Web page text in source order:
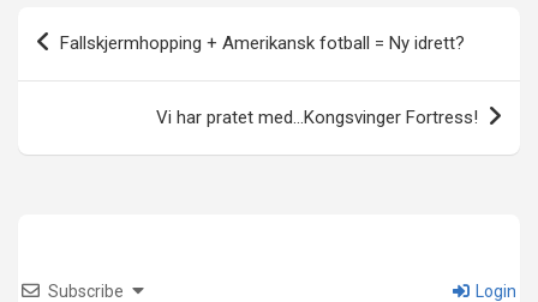
Innleggsnavigasjon
Fallskjermhopping + Amerikansk fotball = Ny idrett?
Vi har pratet med…Kongsvinger Fortress!
Subscribe Login